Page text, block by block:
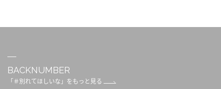
BACKNUMBER
「＃別れてほしいな」をもっと見る